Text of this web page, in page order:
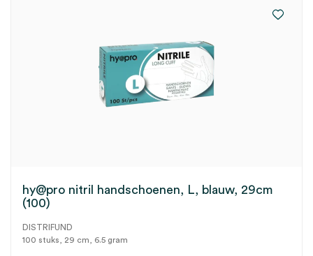
hy@pro nitril handschoenen, L, blauw, 29cm
(100)
DISTRIFUND
100 stuks, 29 cm, 6.5 gram